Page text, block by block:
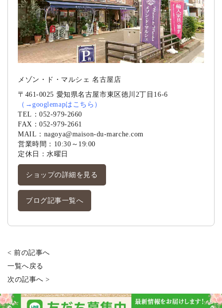
メゾン・ド・マルシェ 名古屋店
〒461-0025 愛知県名古屋市東区徳川2丁目16-6
（ →googlemapはこちら ）
TEL：052-979-2660
FAX：052-979-2661
MAIL： nagoya@maison-du-marche.com
営業時間：10:30～19:00
定休日：水曜日
ショップの詳細を見る
ブログ記事一覧へ
< 前の記事へ
一覧へ戻る
次の記事へ >